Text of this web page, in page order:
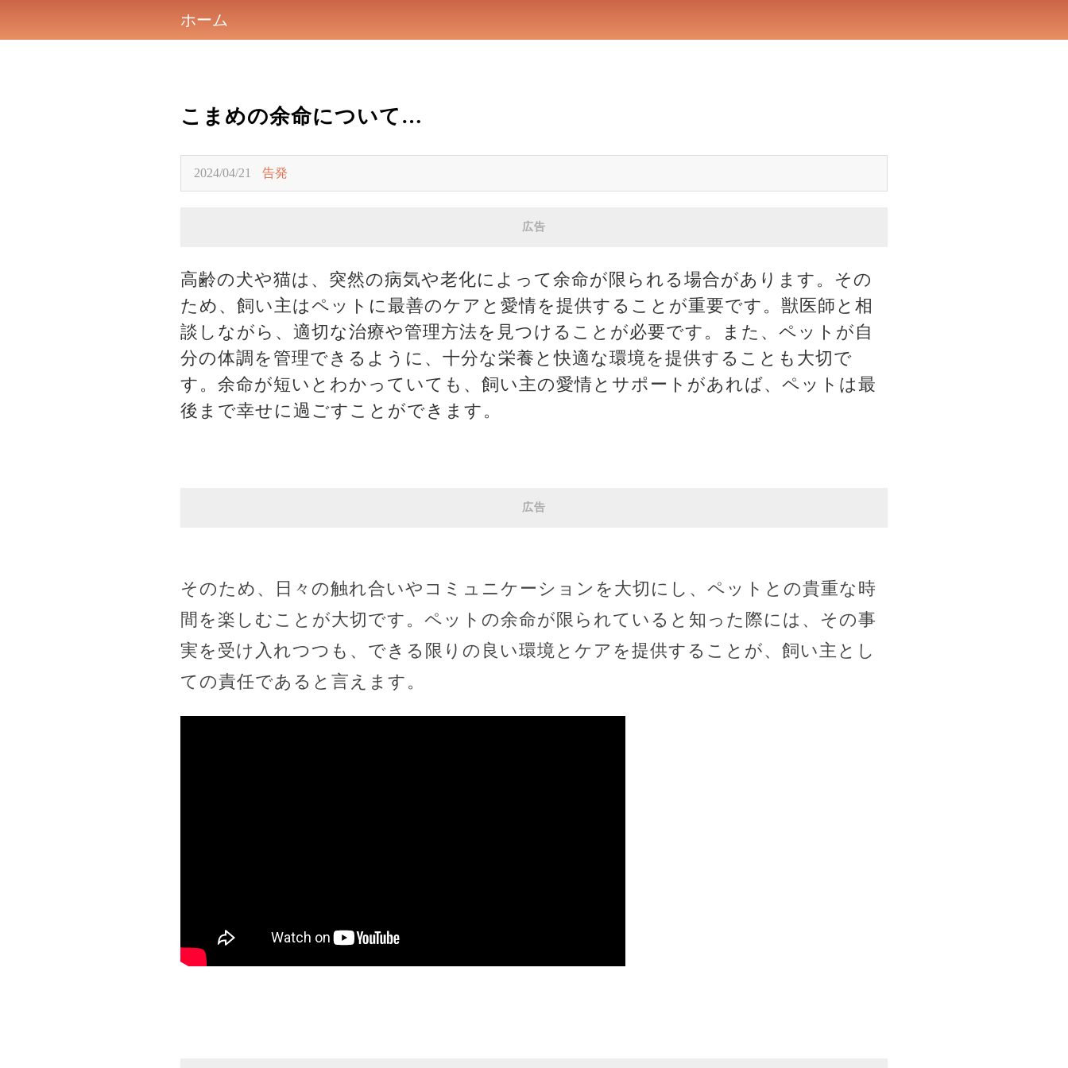
ホーム
こまめの余命について…
2024/04/21 告発
広告
高齢の犬や猫は、突然の病気や老化によって余命が限られる場合があります。その
ため、飼い主はペットに最善のケアと愛情を提供することが重要です。獣医師と相
談しながら、適切な治療や管理方法を見つけることが必要です。また、ペットが自
分の体調を管理できるように、十分な栄養と快適な環境を提供することも大切で
す。余命が短いとわかっていても、飼い主の愛情とサポートがあれば、ペットは最
後まで幸せに過ごすことができます。
広告
そのため、日々の触れ合いやコミュニケーションを大切にし、ペットとの貴重な時
間を楽しむことが大切です。ペットの余命が限られていると知った際には、その事
実を受け入れつつも、できる限りの良い環境とケアを提供することが、飼い主とし
ての責任であると言えます。